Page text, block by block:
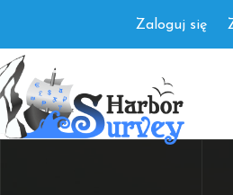
main
content
menu
Zaloguj się